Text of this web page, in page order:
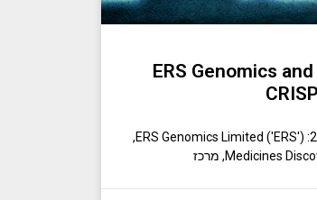
ERS Genomics
דבלין, אירלנד וצ'שייר, בריטניה, 4 בספטמבר 2024: ERS Genomics Limited ('ERS'),